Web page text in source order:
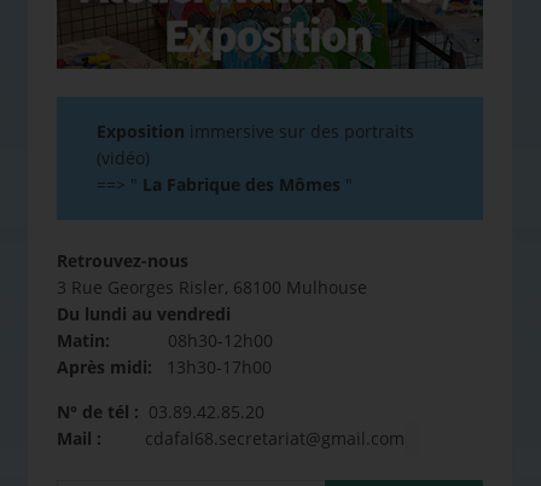
Exposition immersive sur des portraits
(vidéo)
==> " La Fabrique des Mômes "
Retrouvez-nous
3 Rue Georges Risler, 68100 Mulhouse
Du lundi au vendredi
Matin: 08h30-12h00
Après midi: 13h30-17h00
N° de tél : 03.89.42.85.20
Mail : cdafal68.secretariat@gmail.com